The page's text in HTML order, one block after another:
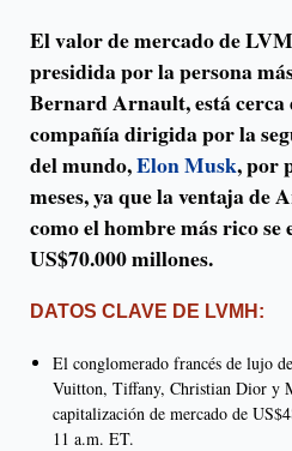
El valor de mercado de
presidida por la persona
Bernard Arnault, está cerca
compañía dirigida por la
del mundo,Elon Musk, por
meses, ya que la ventaja de
como el hombre más rico se
US$70.000 millones.
DATOS CLAVE DE LVMH:
El conglomerado francés de lujo
Vuitton, Tiffany, Christian Dior y
capitalización de mercado de
11 a.m. ET.